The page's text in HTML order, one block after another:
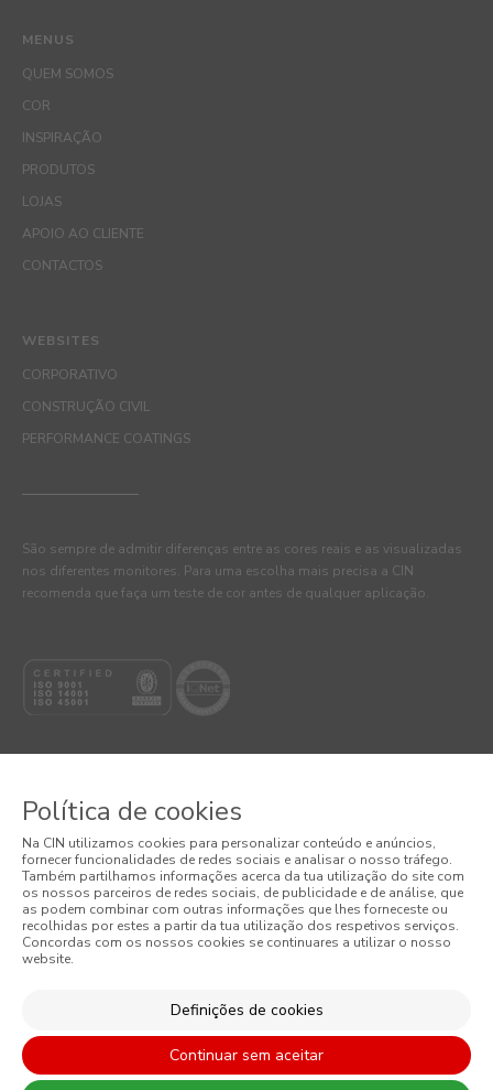
MENUS
QUEM SOMOS
COR
INSPIRAÇÃO
PRODUTOS
LOJAS
APOIO AO CLIENTE
CONTACTOS
WEBSITES
CORPORATIVO
CONSTRUÇÃO CIVIL
PERFORMANCE COATINGS
São sempre de admitir diferenças entre as cores reais e as visualizadas
nos diferentes monitores. Para uma escolha mais precisa a CIN
recomenda que faça um teste de cor antes de qualquer aplicação.
Termos e Condições
Política de Privacidade
Política de Cookies
Condições Gerais de Venda
Política de cookies
Na CIN utilizamos cookies para personalizar conteúdo e anúncios,
fornecer funcionalidades de redes sociais e analisar o nosso tráfego.
Também partilhamos informações acerca da tua utilização do site com
os nossos parceiros de redes sociais, de publicidade e de análise, que
as podem combinar com outras informações que lhes forneceste ou
recolhidas por estes a partir da tua utilização dos respetivos serviços.
Concordas com os nossos cookies se continuares a utilizar o nosso
website.
Definições de cookies
Continuar sem aceitar